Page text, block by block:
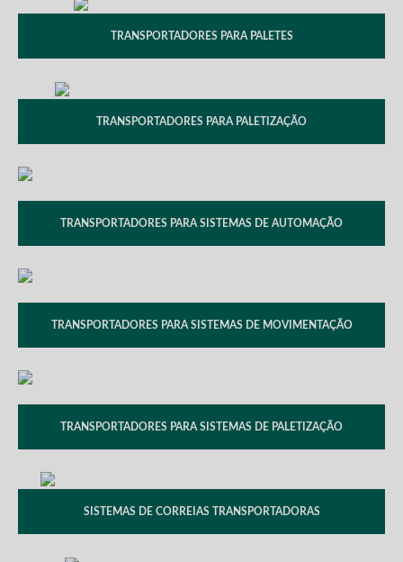
TRANSPORTADORES PARA PALETES
TRANSPORTADORES PARA PALETIZAÇÃO
TRANSPORTADORES PARA SISTEMAS DE AUTOMAÇÃO
TRANSPORTADORES PARA SISTEMAS DE MOVIMENTAÇÃO
TRANSPORTADORES PARA SISTEMAS DE PALETIZAÇÃO
SISTEMAS DE CORREIAS TRANSPORTADORAS